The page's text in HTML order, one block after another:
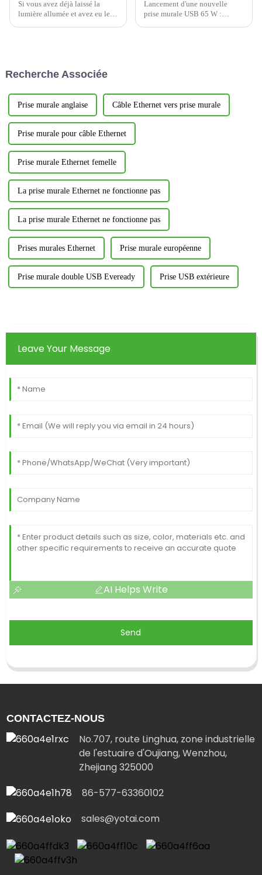
Si vous avez déjà laissé la
lumière allumée et avez eu le
d'énergie, est là pour vous aider
Lancement d'une nouvelle
prise murale USB 65 W :
Recherche Associée
Prise murale anglaise Câble Ethernet vers prise murale
Prise murale pour câble Ethernet
Prise murale Ethernet femelle
La prise murale Ethernet ne fonctionne pas
La prise murale Ethernet ne fonctionne pas
Prises murales Ethernet Prise murale européenne
Prise murale double USB Eveready Prise USB extérieure
Leave Your Message
AI Helps Write
Send
CONTACTEZ-NOUS
No.707, route Linghua, zone industrielle
de l'estuaire d'Oujiang, Wenzhou,
Zhejiang 325000
86-577-63360102
sales@yotai.com